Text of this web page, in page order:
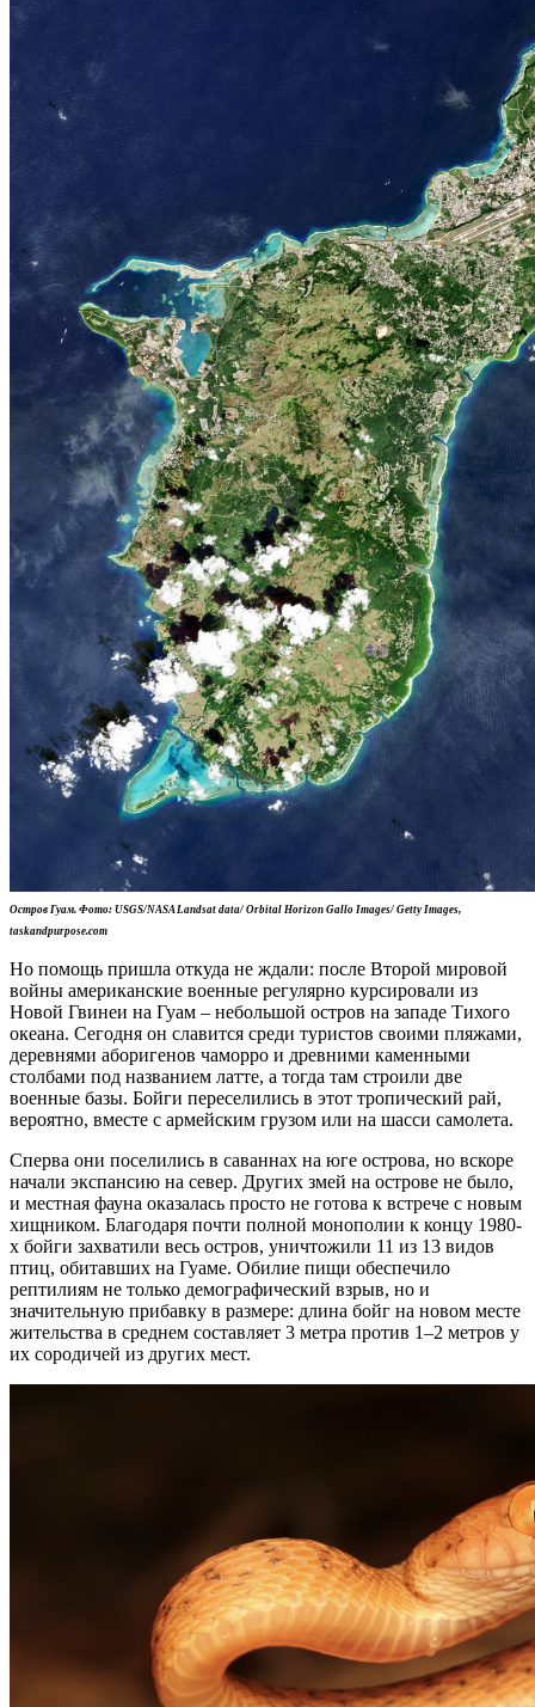
Остров Гуам. Фото: USGS/NASA Landsat data/ Orbital Horizon Gallo Images/ Getty Images,
taskandpurpose.com
Но помощь пришла откуда не ждали: после Второй мировой
войны американские военные регулярно курсировали из
Новой Гвинеи на Гуам – небольшой остров на западе Тихого
океана. Сегодня он славится среди туристов своими пляжами,
деревнями аборигенов чаморро и древними каменными
столбами под названием латте, а тогда там строили две
военные базы. Бойги переселились в этот тропический рай,
вероятно, вместе с армейским грузом или на шасси самолета.
Сперва они поселились в саваннах на юге острова, но вскоре
начали экспансию на север. Других змей на острове не было,
и местная фауна оказалась просто не готова к встрече с новым
хищником. Благодаря почти полной монополии к концу 1980-
х бойги захватили весь остров, уничтожили 11 из 13 видов
птиц, обитавших на Гуаме. Обилие пищи обеспечило
рептилиям не только демографический взрыв, но и
значительную прибавку в размере: длина бойг на новом месте
жительства в среднем составляет 3 метра против 1–2 метров у
их сородичей из других мест.